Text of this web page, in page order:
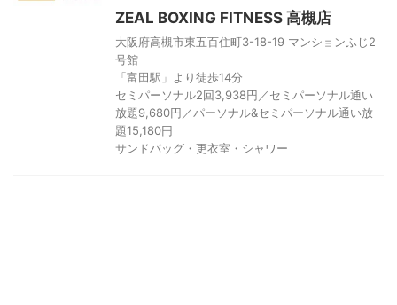
ZEAL BOXING FITNESS 高槻店
大阪府高槻市東五百住町3-18-19 マンションふじ2
号館
「富田駅」より徒歩14分
セミパーソナル2回3,938円／セミパーソナル通い
放題9,680円／パーソナル&セミパーソナル通い放
題15,180円
サンドバッグ・更衣室・シャワー